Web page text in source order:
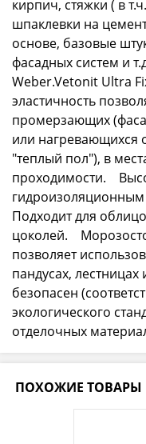
кирпич, стяжки ( в
шпаклевки на
основе, базовые
фасадных систем
Weber.Vetonit Ultra
эластичность
промерзающих
или нагревающихся
"теплый пол"), в
проходимости.
Подходит для
цоколей.
позволяет
пандусах,
безопасен
экологического
отделочных
ПОХОЖИЕ ТОВАРЫ